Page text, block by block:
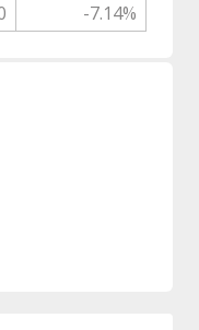
-7.14%